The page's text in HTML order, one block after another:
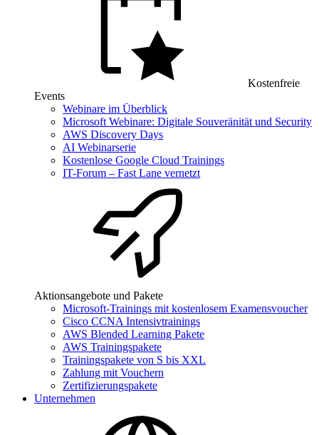
Kostenfreie
Events
Webinare im Überblick
Microsoft Webinare: Digitale Souveränität und Security
AWS Discovery Days
AI Webinarserie
Kostenlose Google Cloud Trainings
IT-Forum – Fast Lane vernetzt
Aktionsangebote und Pakete
Microsoft-Trainings mit kostenlosem Examensvoucher
Cisco CCNA Intensivtrainings
AWS Blended Learning Pakete
AWS Trainingspakete
Trainingspakete von S bis XXL
Zahlung mit Vouchern
Zertifizierungspakete
Unternehmen